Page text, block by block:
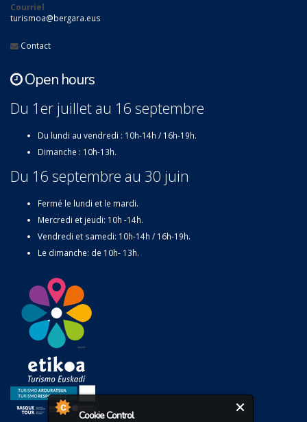
Cookie Control
Courriel
turismoa@bergara.eus
Contact
Open hours
Du 1er juillet au 16 septembre
Du lundi au vendredi : 10h-14h / 16h-19h.
Dimanche : 10h-13h.
Du 16 septembre au 30 juin
Fermé le lundi et le mardi.
Mercredi et jeudi: 10h -14h.
Vendredi et samedi: 10h-14h / 16h-19h.
Le dimanche: de 10h- 13h.